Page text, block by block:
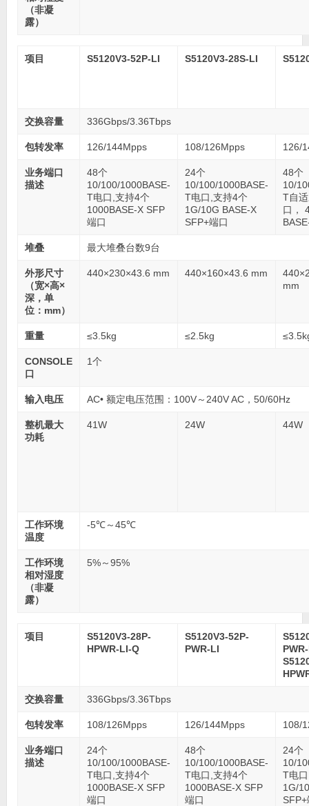
（非凝
露）
项目 S5120V3-52P-LI S5120V3-28S-LI
交换容量 336Gbps/3.36Tbps
包转发率 126/144Mpps 108/126Mpps 126/
业务端口
描述
48个
10/100/1000BASE-
T电口,支持4个
1000BASE-X SFP
端口
24个
10/100/1000BASE-
T电口,支持4个
1G/10G BASE-X
SFP+端口
48个
10/
T自
口，
堆叠 最大堆叠台数9台
外形尺寸
（宽×高×
深，单
位：mm）
440×230×43.6 mm 440×160×43.6 mm
mm
重量 ≤3.5kg ≤2.5kg
CONSOLE
口
1个
输入电压 AC• 额定电压范围：100V～240V AC，50/60Hz
整机最大
功耗
41W 24W 44W
工作环境
温度
-5℃～45℃
工作环境
相对湿度
（非凝
露）
5%～95%
项目
S5120V3-28P-
HPWR-LI-Q
S5120V3-52P-
PWR-LI
交换容量 336Gbps/3.36Tbps
包转发率 108/126Mpps 126/144Mpps 108/
业务端口
描述
24个
10/100/1000BASE-
T电口,支持4个
1000BASE-X SFP
端口
48个
10/100/1000BASE-
T电口,支持4个
1000BASE-X SFP
端口
24个
10/
T电
1G/